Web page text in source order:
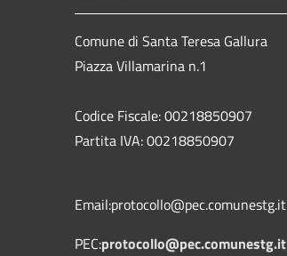
Comune di Santa Teresa Gallura
Piazza Villamarina n.1
Codice Fiscale: 00218850907
Partita IVA: 00218850907
Email:protocollo@pec.comunestg.it
PEC:protocollo@pec.comunestg.it